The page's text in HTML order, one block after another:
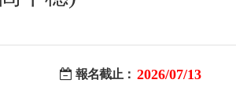
報名截止： 2026/07/13